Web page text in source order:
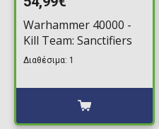
Warhammer 40000 -
Kill Team: Sanctifiers
Διαθέσιμα: 1